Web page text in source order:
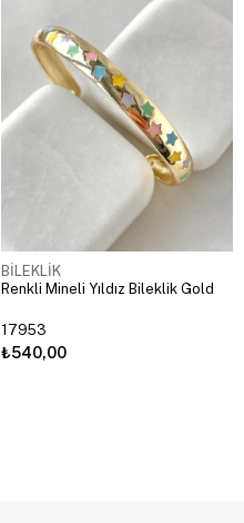
BİLEKLİK
Renkli Mineli Yıldız Bileklik Gold
17953
₺540,00